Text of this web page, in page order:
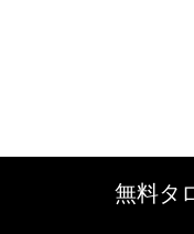
無料タ
無料タ